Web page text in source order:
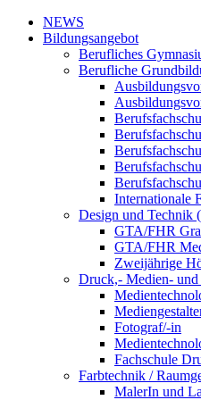
NEWS
Bildungsangebot
Berufliches
Berufliche
Internationale
Design und Technik
GTA/FHR
GTA/FHR
Zweijährige
Druck,- Medien-
Fotograf/-in
Fachschule
Farbtechnik /
MalerIn und